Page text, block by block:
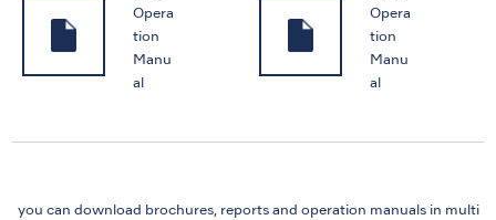
Opera
tion
Manu
al
Opera
tion
Manu
al
you can download brochures, reports and operation manuals in multi